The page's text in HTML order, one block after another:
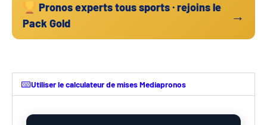
Pronos experts tous sports · rejoins le
Pack Gold
→
Utiliser le calculateur de mises Mediapronos